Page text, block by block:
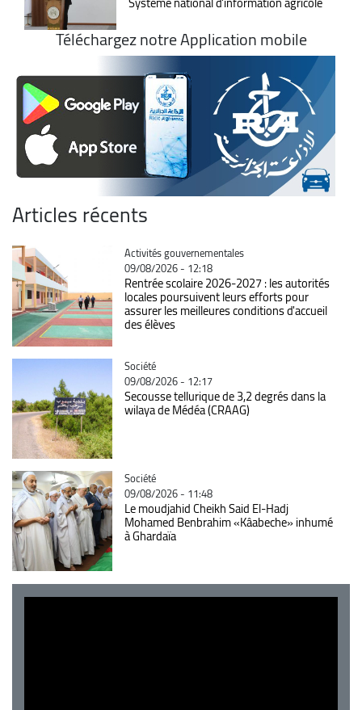
Téléchargez notre Application mobile
Articles récents
Catégorie
Activités gouvernementales
09/08/2026 - 12:18
Rentrée scolaire 2026-2027 : les autorités
locales poursuivent leurs efforts pour
assurer les meilleures conditions d'accueil
des élèves
Catégorie
Société
09/08/2026 - 12:17
Secousse tellurique de 3,2 degrés dans la
wilaya de Médéa (CRAAG)
Catégorie
Société
09/08/2026 - 11:48
Le moudjahid Cheikh Said El-Hadj
Mohamed Benbrahim «Kâabeche» inhumé
à Ghardaïa